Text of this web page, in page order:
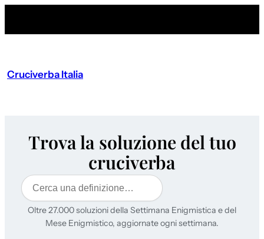
Cruciverba Italia
Trova la soluzione del tuo
cruciverba
Cerca
Oltre 27.000 soluzioni della Settimana Enigmistica e del
Mese Enigmistico, aggiornate ogni settimana.